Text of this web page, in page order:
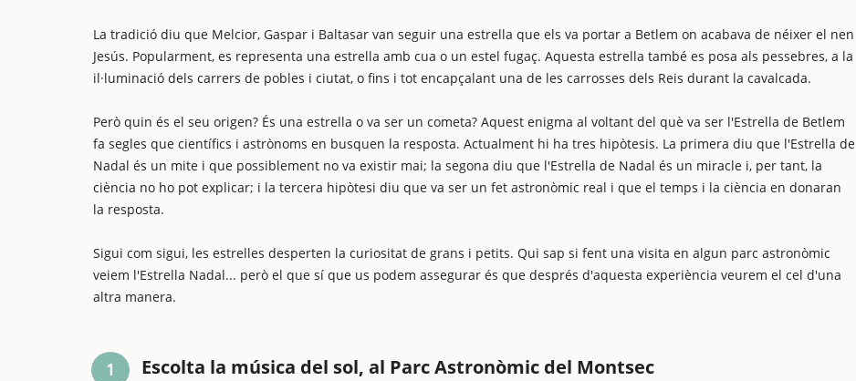
La tradició diu que Melcior, Gaspar i Baltasar van seguir una estrella que els va portar a Betlem on acabava de néixer el nen
Jesús. Popularment, es representa una estrella amb cua o un estel fugaç. Aquesta estrella també es posa als pessebres, a la
il·luminació dels carrers de pobles i ciutat, o fins i tot encapçalant una de les carrosses dels Reis durant la cavalcada.
Però quin és el seu origen? És una estrella o va ser un cometa? Aquest enigma al voltant del què va ser l'Estrella de Betlem
fa segles que científics i astrònoms en busquen la resposta. Actualment hi ha tres hipòtesis. La primera diu que l'Estrella de
Nadal és un mite i que possiblement no va existir mai; la segona diu que l'Estrella de Nadal és un miracle i, per tant, la
ciència no ho pot explicar; i la tercera hipòtesi diu que va ser un fet astronòmic real i que el temps i la ciència en donaran
la resposta.
Sigui com sigui, les estrelles desperten la curiositat de grans i petits. Qui sap si fent una visita en algun parc astronòmic
veiem l'Estrella Nadal... però el que sí que us podem assegurar és que després d'aquesta experiència veurem el cel d'una
altra manera.
1 Escolta la música del sol, al Parc Astronòmic del Montsec